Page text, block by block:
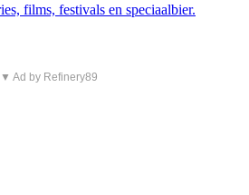
films, festivals en speciaalbier.
▼ Ad by Refinery89